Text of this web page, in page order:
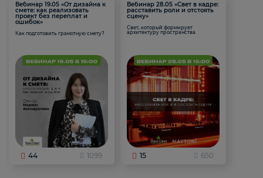
Вебинар 19.05 «От дизайна к
смете: как реализовать
проект без переплат и
ошибок»
Как подготовить грамотную смету?
44 1099
Вебинар 28.05 «Свет в кадре:
расставить роли и отстоять
сцену»
Свет, который формирует
архитектуру пространства.
15 650